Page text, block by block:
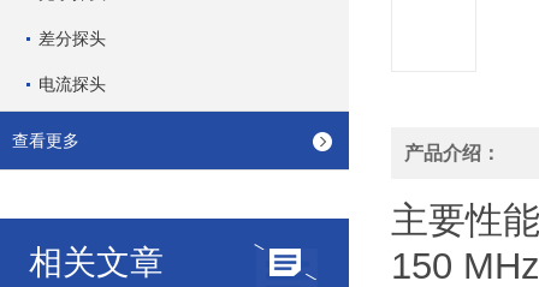
差分探头
电流探头
查看更多
相关文章
产品介绍：
主要性
150